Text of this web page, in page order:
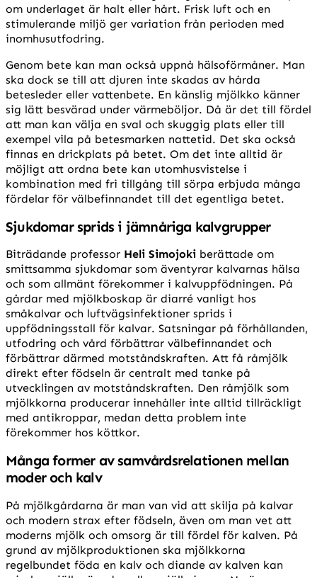
om underlaget är halt eller hårt. Frisk luft och en
stimulerande miljö ger variation från perioden med
inomhusutfodring.
Genom bete kan man också uppnå hälsoförmåner. Man
ska dock se till att djuren inte skadas av hårda
betesleder eller vattenbete. En känslig mjölkko känner
sig lätt besvärad under värmeböljor. Då är det till fördel
att man kan välja en sval och skuggig plats eller till
exempel vila på betesmarken nattetid. Det ska också
finnas en drickplats på betet. Om det inte alltid är
möjligt att ordna bete kan utomhusvistelse i
kombination med fri tillgång till sörpa erbjuda många
fördelar för välbefinnandet till det egentliga betet.
Sjukdomar sprids i jämnåriga kalvgrupper
Biträdande professor Heli Simojoki berättade om
smittsamma sjukdomar som äventyrar kalvarnas hälsa
och som allmänt förekommer i kalvuppfödningen. På
gårdar med mjölkboskap är diarré vanligt hos
småkalvar och luftvägsinfektioner sprids i
uppfödningsstall för kalvar. Satsningar på förhållanden,
utfodring och vård förbättrar välbefinnandet och
förbättrar därmed motståndskraften. Att få råmjölk
direkt efter födseln är centralt med tanke på
utvecklingen av motståndskraften. Den råmjölk som
mjölkkorna producerar innehåller inte alltid tillräckligt
med antikroppar, medan detta problem inte
förekommer hos köttkor.
Många former av samvårdsrelationen mellan
moder och kalv
På mjölkgårdarna är man van vid att skilja på kalvar
och modern strax efter födseln, även om man vet att
moderns mjölk och omsorg är till fördel för kalven. På
grund av mjölkproduktionen ska mjölkkorna
regelbundet föda en kalv och diande av kalven kan